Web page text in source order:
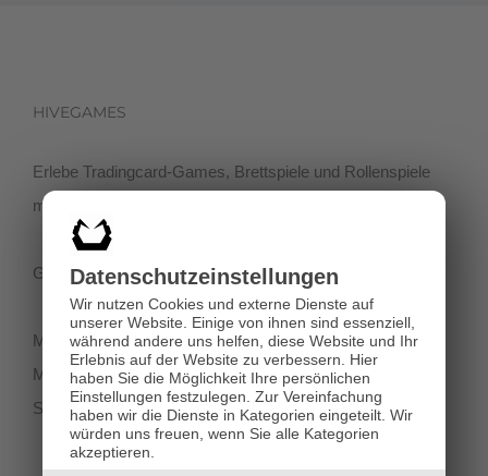
Datenschutz­einstellungen
Wir nutzen Cookies und externe Dienste auf
unserer Website. Einige von ihnen sind essenziell,
während andere uns helfen, diese Website und Ihr
Erlebnis auf der Website zu verbessern. Hier
haben Sie die Möglichkeit Ihre persönlichen
Einstellungen festzulegen. Zur Vereinfachung
haben wir die Dienste in Kategorien eingeteilt. Wir
würden uns freuen, wenn Sie alle Kategorien
akzeptieren.
HIVEGAMES
Erlebe Tradingcard-Games, Brettspiele und Rollenspiele
mit einer netten Community in der Klagenfurter Innenstadt!
Getreidegasse 3, 9020 Klagenfurt
Montag-Dienstag 11:00 - 18:00
Mittwoch-Freitag 11:00-19:00
Samstag 12:00 - 18:00